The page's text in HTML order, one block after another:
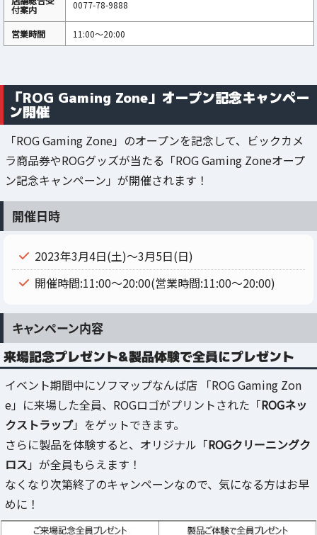
付案内 0077-78-9888
営業時間 11:00～20:00
「ROG Gaming Zone」オープン記念キャンペー
ン開催
「ROG Gaming Zone」のオープンを記念して、ビックカメ
ラ商品券やROGグッズが当たる「ROG Gaming Zoneオープ
ン記念キャンペーン」が開催されます！
開催日時
2023年3月4日(土)～3月5日(日)
開催時間:11:00～20:00(営業時間:11:00～20:00)
キャンペーン内容
来場記念プレゼント&製品体験で全員にプレゼント
イベント期間中にソフマップなんば店 「ROG Gaming Zon
e」に来場した全員、ROGロゴがプリントされた「ROGネッ
クストラップ」をゲットできます。
さらに製品を体験すると、オリジナル「ROGクリーニングク
ロス 」が全員もらえます！
なくなり次第終了のキャンペーンなので、気になる方はお早
めに！